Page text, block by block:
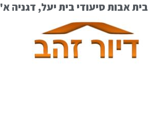
בית אבות סיעודי בית יעל, דגניה א'